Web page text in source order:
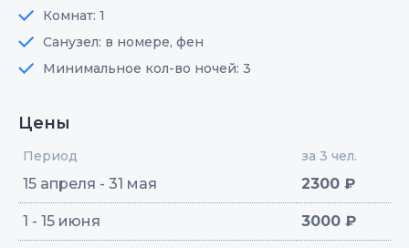
Комнат: 1
Санузел: в номере, фен
Минимальное кол-во ночей: 3
Цены
Период за 3 чел.
15 апреля - 31 мая 2300 ₽
1 - 15 июня 3000 ₽